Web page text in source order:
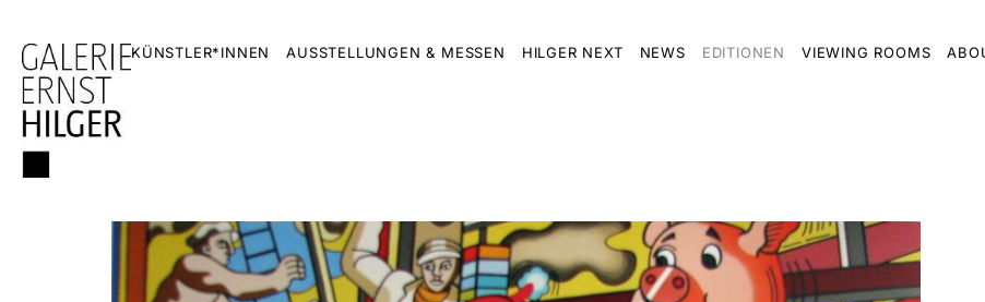
KÜNSTLER*INNEN AUSSTELLUNGEN & MESSEN HILGER NEXT NEWS EDITIONEN VIEWING ROOMS